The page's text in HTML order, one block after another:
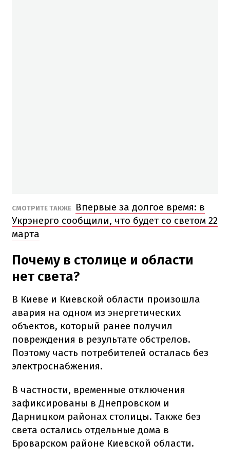
СМОТРИТЕ ТАКЖЕ
Впервые за долгое время: в
Укрэнерго сообщили, что будет со светом 22
марта
Почему в столице и области
нет света?
В Киеве и Киевской области произошла
авария на одном из энергетических
объектов, который ранее получил
повреждения в результате обстрелов.
Поэтому часть потребителей осталась без
электроснабжения.
В частности, временные отключения
зафиксированы в Днепровском и
Дарницком районах столицы. Также без
света остались отдельные дома в
Броварском районе Киевской области.